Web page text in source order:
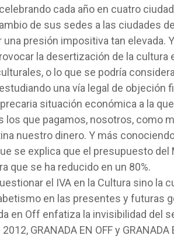
cada año en cuatro
de sus sedes a las ciudades
una presión impositiva tan elevada.
la desertización de la cultura
o lo que se podría
una vía legal de objeción
situación económica a la
los que pagamos, nosotros, como
nuestro dinero. Y más
se explica que el presupuesto del
que se ha reducido en un 80%.
el IVA en la Cultura sino la
en las presentes y futuras
en Off enfatiza la invisibilidad del
GRANADA EN OFF y